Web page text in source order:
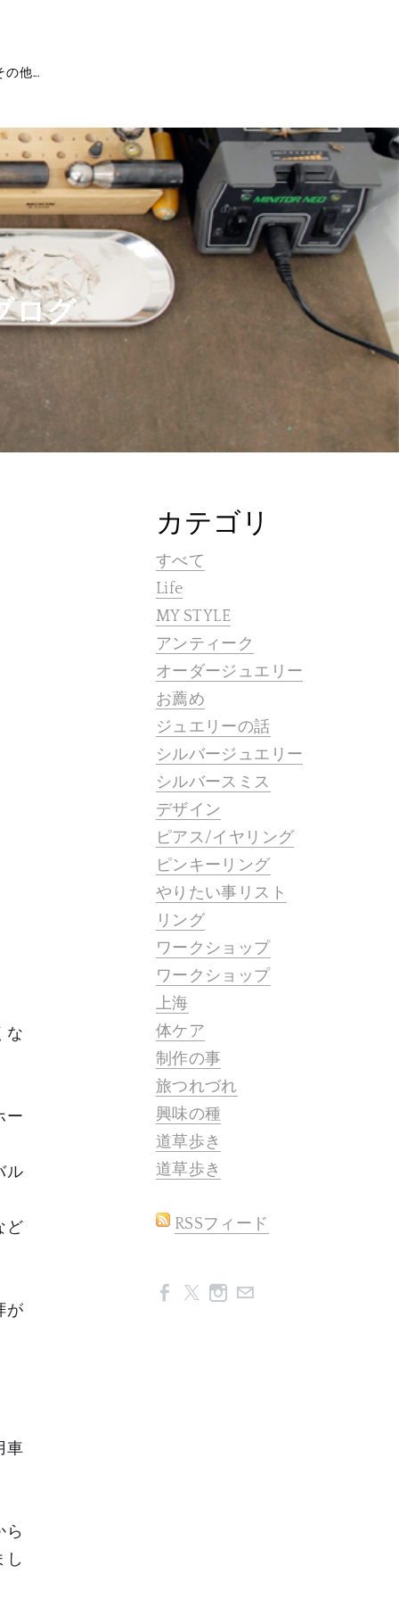
の他...
ログ
な
ー
ル
ど
が
車
ら
し
カテゴリ
すべて
Life
MY STYLE
アンティーク
オーダージュエリー
お薦め
ジュエリーの話
シルバージュエリー
シルバースミス
デザイン
ピアス/イヤリング
ピンキーリング
やりたい事リスト
リング
ワークショップ
ワークショップ
上海
体ケア
制作の事
旅つれづれ
興味の種
道草歩き
道草歩き
RSSフィード